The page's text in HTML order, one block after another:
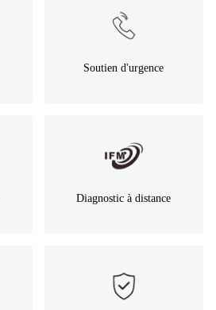
Soutien d'urgence
Diagnostic à distance